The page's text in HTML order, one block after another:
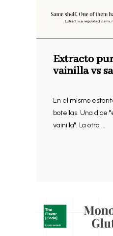
Extracto
vainilla vs
En el mismo
botellas. Una dice
vainilla". La otra ...